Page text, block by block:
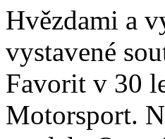
Hvězdami a
vystavené
Favorit v 30
Motorsport.